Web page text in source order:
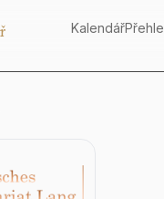
Kalendář